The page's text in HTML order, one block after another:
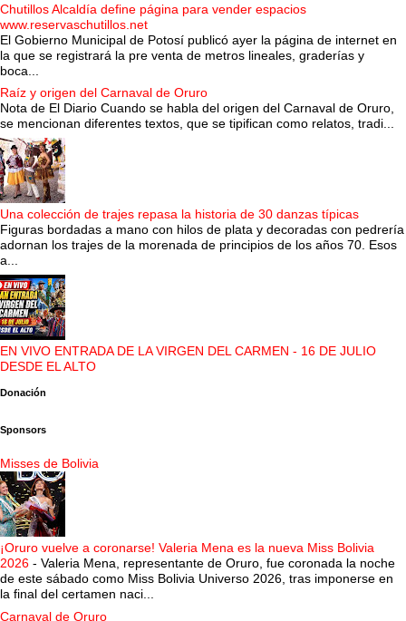
Chutillos Alcaldía define página para vender espacios
www.reservaschutillos.net
El Gobierno Municipal de Potosí publicó ayer la página de internet en
la que se registrará la pre venta de metros lineales, graderías y
boca...
Raíz y origen del Carnaval de Oruro
Nota de El Diario Cuando se habla del origen del Carnaval de Oruro,
se mencionan diferentes textos, que se tipifican como relatos, tradi...
Una colección de trajes repasa la historia de 30 danzas típicas
Figuras bordadas a mano con hilos de plata y decoradas con pedrería
adornan los trajes de la morenada de principios de los años 70. Esos
a...
EN VIVO ENTRADA DE LA VIRGEN DEL CARMEN - 16 DE JULIO
DESDE EL ALTO
Donación
Sponsors
Misses de Bolivia
¡Oruro vuelve a coronarse! Valeria Mena es la nueva Miss Bolivia
2026 - Valeria Mena, representante de Oruro, fue coronada la noche
de este sábado como Miss Bolivia Universo 2026, tras imponerse en
la final del certamen naci...
Carnaval de Oruro